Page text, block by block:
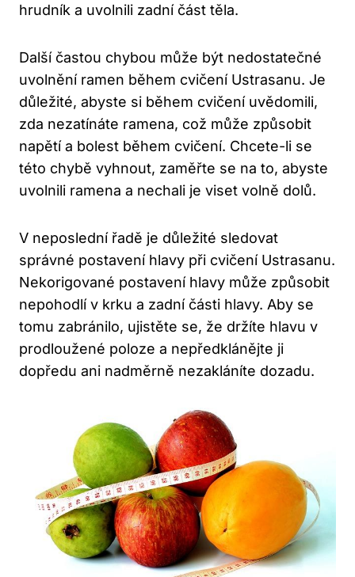
hrudník a uvolnili zadní část těla.
Další častou chybou může být nedostatečné
uvolnění ramen během cvičení Ustrasanu. Je
důležité, abyste si během cvičení uvědomili,
zda nezatínáte ramena, což může ⁢způsobit
napětí a ​bolest během cvičení. Chcete-li se
této chybě vyhnout, zaměřte se na ⁤to, abyste
uvolnili ramena a nechali je viset volně dolů.
V neposlední řadě ⁣je důležité sledovat
⁣správné postavení hlavy⁣ při cvičení Ustrasanu.
Nekorigované postavení hlavy může způsobit
nepohodlí⁣ v krku a zadní části hlavy. ⁣Aby se
tomu ‌zabránilo,⁣ ujistěte se, že držíte hlavu v
prodloužené poloze a nepředklánějte‍ ji
dopředu ani nadměrně nezakláníte dozadu.